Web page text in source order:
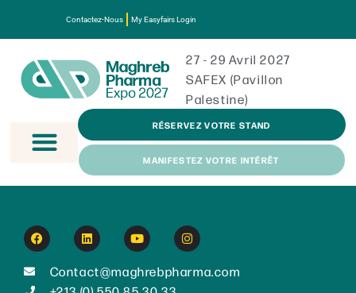
Contactez-Nous My Easyfairs Login
27 - 29 Avril 2027
SAFEX (Pavillon
Palestine)
RÉSERVEZ VOTRE STAND
MANIFESTEZ VOTRE INTÉRÊT
Contact@maghrebpharma.com